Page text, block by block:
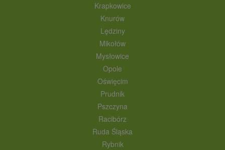
Krapkowice
Knurów
Lędziny
Mikołów
Mysłowice
Opole
Oświęcim
Prudnik
Pszczyna
Racibórz
Ruda Śląska
Rybnik